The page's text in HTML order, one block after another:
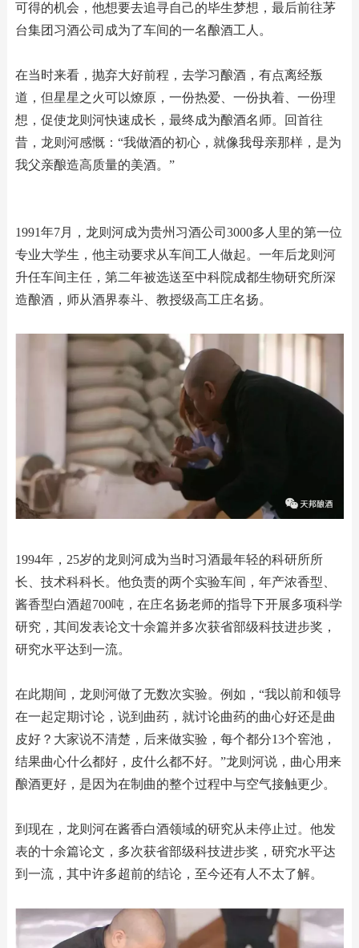
可得的机会，他想要去追寻自己的毕生梦想，最后前往茅
台集团习酒公司成为了车间的一名酿酒工人。
在当时来看，抛弃大好前程，去学习酿酒，有点离经叛
道，但星星之火可以燎原，一份热爱、一份执着、一份理
想，促使龙则河快速成长，最终成为酿酒名师。回首往
昔，龙则河感慨：“我做酒的初心，就像我母亲那样，是为
我父亲酿造高质量的美酒。”
1991年7月，龙则河成为贵州习酒公司3000多人里的第一位
专业大学生，他主动要求从车间工人做起。一年后龙则河
升任车间主任，第二年被选送至中科院成都生物研究所深
造酿酒，师从酒界泰斗、教授级高工庄名扬。
1994年，25岁的龙则河成为当时习酒最年轻的科研所所
长、技术科科长。他负责的两个实验车间，年产浓香型、
酱香型白酒超700吨，在庄名扬老师的指导下开展多项科学
研究，其间发表论文十余篇并多次获省部级科技进步奖，
研究水平达到一流。
在此期间，龙则河做了无数次实验。例如，“我以前和领导
在一起定期讨论，说到曲药，就讨论曲药的曲心好还是曲
皮好？大家说不清楚，后来做实验，每个都分13个窖池，
结果曲心什么都好，皮什么都不好。”龙则河说，曲心用来
酿酒更好，是因为在制曲的整个过程中与空气接触更少。
到现在，龙则河在酱香白酒领域的研究从未停止过。他发
表的十余篇论文，多次获省部级科技进步奖，研究水平达
到一流，其中许多超前的结论，至今还有人不太了解。